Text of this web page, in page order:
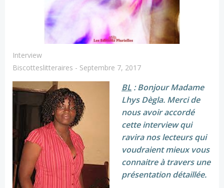
Interview
Biscotteslitteraires - Septembre 7, 2017
BL : Bonjour Madame
Lhys Dègla. Merci de
nous avoir accordé
cette interview qui
ravira nos lecteurs qui
voudraient mieux vous
connaitre à travers une
présentation détaillée.